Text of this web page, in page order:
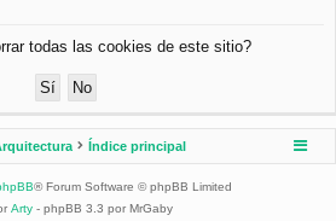
todas las cookies de este sitio?
Índice principal
® Forum Software © phpBB Limited
Arty - phpBB 3.3 por MrGaby